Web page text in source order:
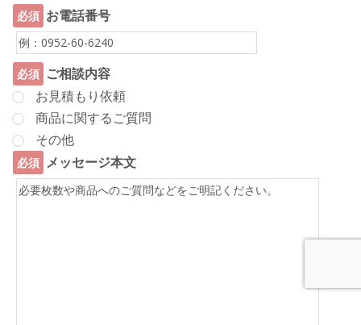
必須 お電話番号
必須 ご相談内容
お見積もり依頼
商品に関するご質問
その他
必須 メッセージ本文